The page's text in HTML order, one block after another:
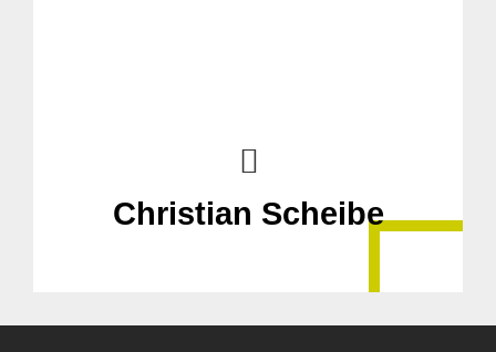
Christian Scheibe